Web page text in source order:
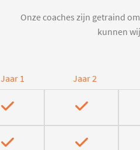
Onze coaches zijn getraind
kunnen
Jaar 1 Jaar 2